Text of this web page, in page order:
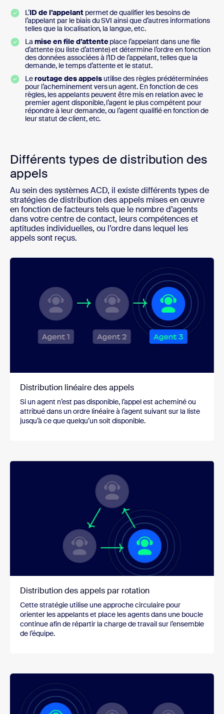
L’ID de l’appelantpermet de qualifier les besoins de
l’appelant par le biais du SVI ainsi que d’autres informations
telles que la localisation, la langue, etc.
La mise en file d’attenteplace l’appelant dans une file
d’attente (ou liste d’attente) et détermine l’ordre en fonction
des données associées à l’ID de l’appelant, telles que la
demande, le temps d’attente et le statut.
Leroutage des appelsutilise des règles prédéterminées
pour l’acheminement vers un agent. En fonction de ces
règles, les appelants peuvent être mis en relation avec le
premier agent disponible, l’agent le plus compétent pour
répondre à leur demande, ou l’agent qualifié en fonction de
leur statut de client, etc.
Différents types de distribution des
appels
Au sein des systèmes ACD, il existe différents types de
stratégies de distribution des appels mises en œuvre
en fonction de facteurs tels que le nombre d’agents
dans votre centre de contact, leurs compétences et
aptitudes individuelles, ou l’ordre dans lequel les
appels sont reçus.
Distribution linéaire des appels
Si un agent n’est pas disponible, l’appel est acheminé ou
attribué dans un ordre linéaire à l’agent suivant sur la liste
jusqu’à ce que quelqu’un soit disponible.
Distribution des appels par rotation
Cette stratégie utilise une approche circulaire pour
orienter les appelants et place les agents dans une boucle
continue afin de répartir la charge de travail sur l’ensemble
de l’équipe.